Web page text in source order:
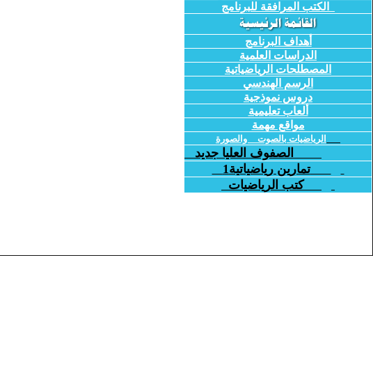
الكتب المرافقة للبرنامج
أهداف البرنامج
الدراسات العلمية
المصطلحات الرياضياتية
الرسم الهندسي
دروس نموذجية
ألعاب تعليمية
مواقع مهمة
الرياضيات بالصوت والصورة
الصفوف العليا جديد
تمارين رياضياتية1
كتب الرياضيات